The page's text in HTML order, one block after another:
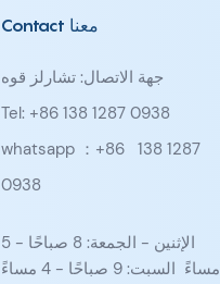
Contact معنا
جهة الاتصال: تشارلز قوه
Tel: +86 138 1287 0938
whatsapp ：+86 138 1287
0938
الإثنين - الجمعة: 8 صباحًا - 5
مساءً السبت: 9 صباحًا - 4 مساءً